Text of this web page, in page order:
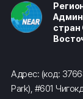
стран
Адрес: (код:
Park), #601